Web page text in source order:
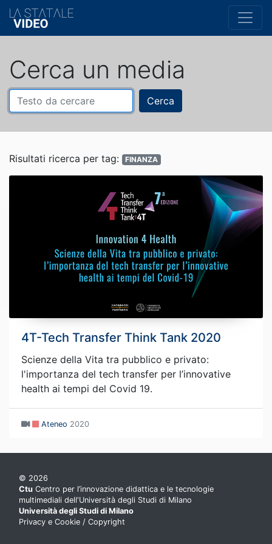
Cerca un media
Cerca
Risultati ricerca per tag: FINANZA
4T-Tech Transfer Think Tank 2020
Scienze della Vita tra pubblico e privato:
l'importanza del tech transfer per l’innovative
health ai tempi del Covid 19.
Ateneo 2020
© 2026
Ctu Centro per l’innovazione didattica e le tecnologie
multimediali dell'Università degli Studi di Milano
Università degli Studi di Milano
Privacy e Cookie / Copyright